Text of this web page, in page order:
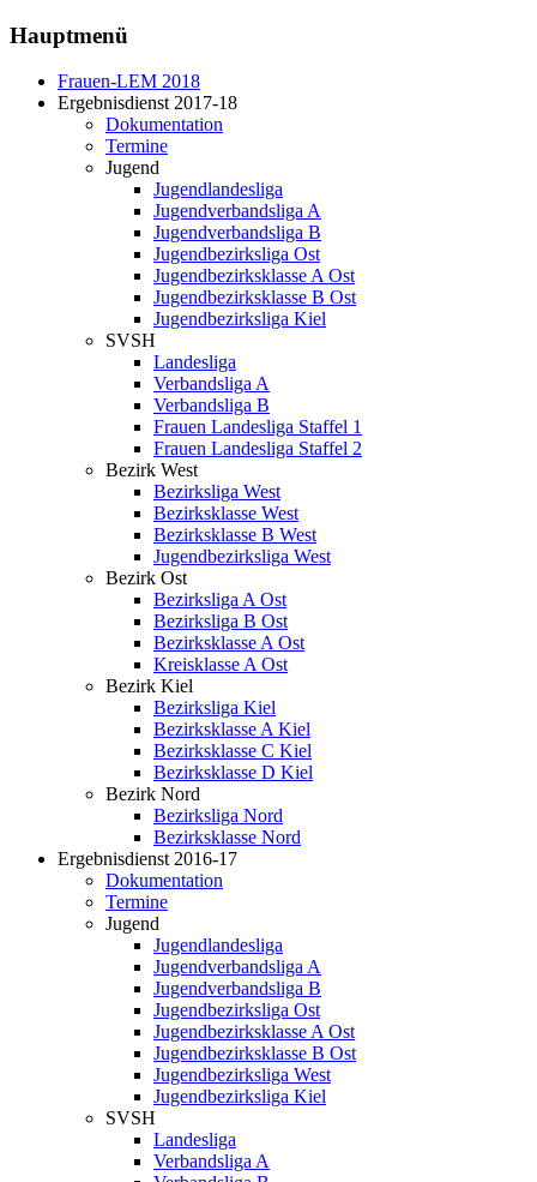
Hauptmenü
Frauen-LEM 2018
Ergebnisdienst 2017-18
Dokumentation
Termine
Jugend
Jugendlandesliga
Jugendverbandsliga A
Jugendverbandsliga B
Jugendbezirksliga Ost
Jugendbezirksklasse A Ost
Jugendbezirksklasse B Ost
Jugendbezirksliga Kiel
SVSH
Landesliga
Verbandsliga A
Verbandsliga B
Frauen Landesliga Staffel 1
Frauen Landesliga Staffel 2
Bezirk West
Bezirksliga West
Bezirksklasse West
Bezirksklasse B West
Jugendbezirksliga West
Bezirk Ost
Bezirksliga A Ost
Bezirksliga B Ost
Bezirksklasse A Ost
Kreisklasse A Ost
Bezirk Kiel
Bezirksliga Kiel
Bezirksklasse A Kiel
Bezirksklasse C Kiel
Bezirksklasse D Kiel
Bezirk Nord
Bezirksliga Nord
Bezirksklasse Nord
Ergebnisdienst 2016-17
Dokumentation
Termine
Jugend
Jugendlandesliga
Jugendverbandsliga A
Jugendverbandsliga B
Jugendbezirksliga Ost
Jugendbezirksklasse A Ost
Jugendbezirksklasse B Ost
Jugendbezirksliga West
Jugendbezirksliga Kiel
SVSH
Landesliga
Verbandsliga A